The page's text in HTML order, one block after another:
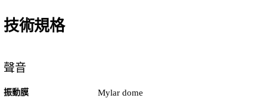
技術規格
聲音
振動膜 Mylar dome